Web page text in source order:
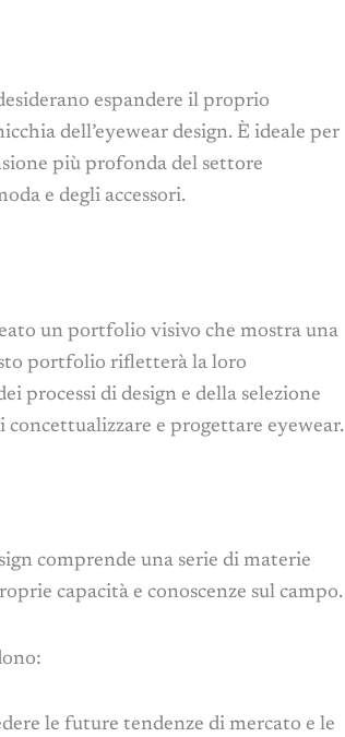
espandere il proprio
dell’eyewear design. È ideale per
più profonda del settore
e degli accessori.
un portfolio visivo che mostra una
portfolio rifletterà la loro
processi di design e della selezione
e progettare eyewear.
comprende una serie di materie
capacità e conoscenze sul campo.
le future tendenze di mercato e le